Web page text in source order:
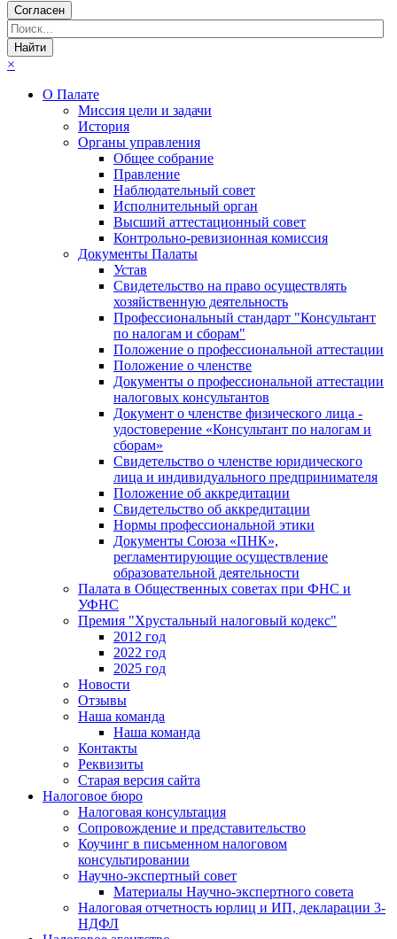
Согласен
×
О Палате
Миссия цели и задачи
История
Органы управления
Общее собрание
Правление
Наблюдательный совет
Исполнительный орган
Высший аттестационный совет
Контрольно-ревизионная комиссия
Документы Палаты
Устав
Свидетельство на право осуществлять
хозяйственную деятельность
Профессиональный стандарт "Консультант
по налогам и сборам"
Положение о профессиональной аттестации
Положение о членстве
Документы о профессиональной аттестации
налоговых консультантов
Документ о членстве физического лица -
удостоверение «Консультант по налогам и
сборам»
Свидетельство о членстве юридического
лица и индивидуального предпринимателя
Положение об аккредитации
Свидетельство об аккредитации
Нормы профессиональной этики
Документы Союза «ПНК»,
регламентирующие осуществление
образовательной деятельности
Палата в Общественных советах при ФНС и
УФНС
Премия "Хрустальный налоговый кодекс"
2012 год
2022 год
2025 год
Новости
Отзывы
Наша команда
Наша команда
Контакты
Реквизиты
Старая версия сайта
Налоговое бюро
Налоговая консультация
Cопровождение и представительство
Коучинг в письменном налоговом
консультировании
Научно-экспертный совет
Материалы Научно-экспертного совета
Налоговая отчетность юрлиц и ИП, декларации 3-
НДФЛ